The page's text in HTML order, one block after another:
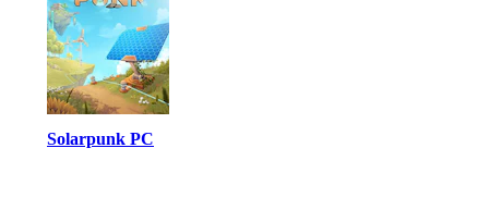
Solarpunk PC